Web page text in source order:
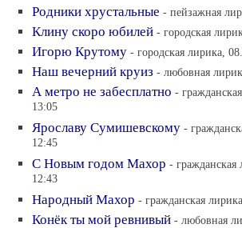
Родники хрустальные - пейзажная
Клину скоро юбилей - городская
Игорю Крутому - городская лирика,
Наш вечерний круиз - любовная
А метро не забесплатно -
13:05
Ярославу Сумишевскому -
12:45
С Новым годом Махор - гражданская
12:43
Народный Махор - гражданская
Конёк ты мой ревнивый - любовная